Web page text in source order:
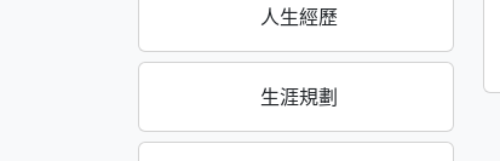
人生經歷
生涯規劃